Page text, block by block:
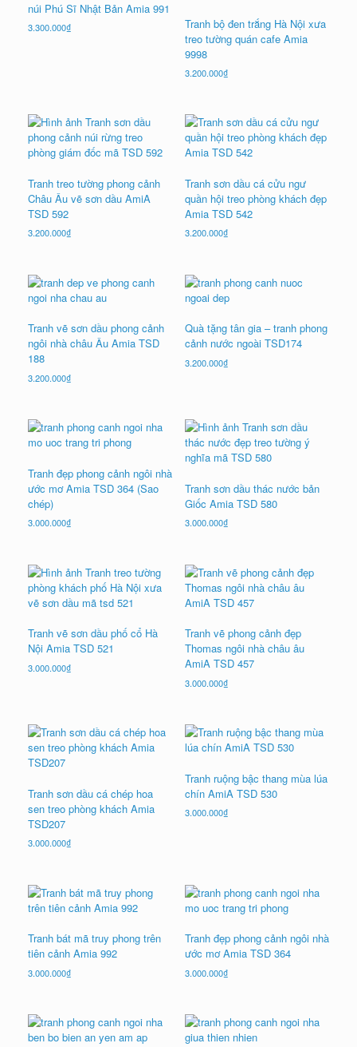
núi Phú Sĩ Nhật Bản Amia 991
3.300.000₫
Tranh bộ đen trắng Hà Nội xưa
treo tường quán cafe Amia
9998
3.200.000₫
Tranh treo tường phong cảnh
Châu Âu vẽ sơn dầu AmiA
TSD 592
3.200.000₫
Tranh sơn dầu cá cửu ngư
quần hội treo phòng khách đẹp
Amia TSD 542
3.200.000₫
Tranh vẽ sơn dầu phong cảnh
ngôi nhà châu Âu Amia TSD
188
3.200.000₫
Quà tặng tân gia – tranh phong
cảnh nước ngoài TSD174
3.200.000₫
Tranh đẹp phong cảnh ngôi nhà
ước mơ Amia TSD 364 (Sao
chép)
3.000.000₫
Tranh sơn dầu thác nước bản
Giốc Amia TSD 580
3.000.000₫
Tranh vẽ sơn dầu phố cổ Hà
Nội Amia TSD 521
3.000.000₫
Tranh vẽ phong cảnh đẹp
Thomas ngôi nhà châu âu
AmiA TSD 457
3.000.000₫
Tranh sơn dầu cá chép hoa
sen treo phòng khách Amia
TSD207
3.000.000₫
Tranh ruộng bậc thang mùa lúa
chín AmiA TSD 530
3.000.000₫
Tranh bát mã truy phong trên
tiên cảnh Amia 992
3.000.000₫
Tranh đẹp phong cảnh ngôi nhà
ước mơ Amia TSD 364
3.000.000₫